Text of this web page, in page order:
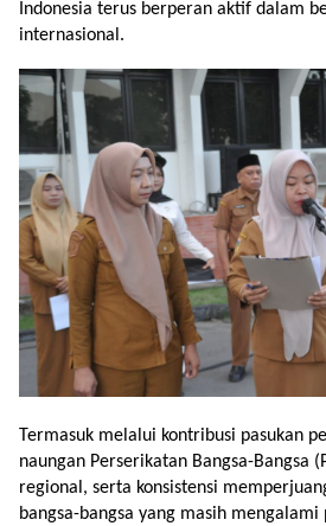
Indonesia terus berperan aktif dalam
internasional.
Termasuk melalui kontribusi pasukan
naungan Perserikatan Bangsa-Bangsa
regional, serta konsistensi
bangsa-bangsa yang masih mengalami